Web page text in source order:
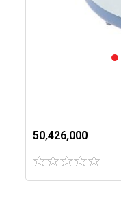
50٬426٬000